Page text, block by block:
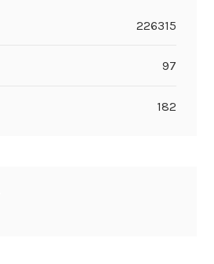
226315
97
182